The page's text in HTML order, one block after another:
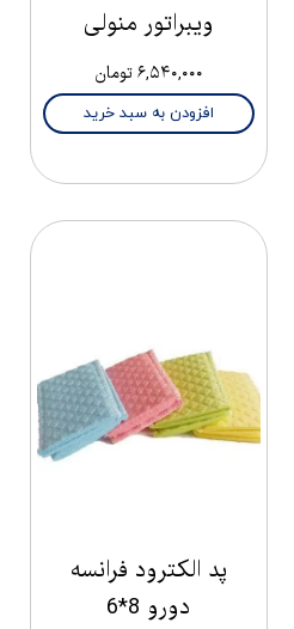
ویبراتور منولی
۶,۵۴۰,۰۰۰ تومان
افزودن به سبد خرید
پد الکترود فرانسه
دورو 8*6